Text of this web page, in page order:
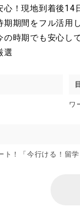
心！現地到着後14
期期間をフル活用
の時期でも安心し
選
ワ
！「今行ける！留学